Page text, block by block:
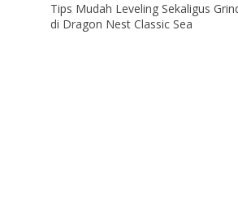
Tips Mudah Leveling Sekaligus
di Dragon Nest Classic Sea